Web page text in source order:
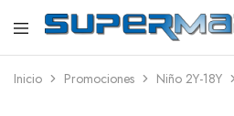
SuperMarkas
Ropa
con
Inicio Promociones Niño 2Y-18Y